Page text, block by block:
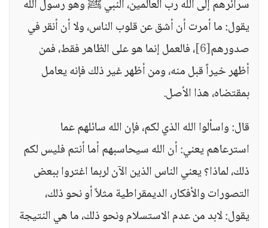
سرائرهم إلى الله رب العالمين، النبي ﷺ وهو رسول الله
يقول: ما أمرت أن أشق عن قلوب الناس، ولا أن أنقر في
صدورهم[6] ، فالعمل إنما هو على الظاهر فقط، فمن
أظهر خيراً قبل منه، ومن أظهر غير ذلك فإنه يعامل
بمقتضاه، هذا الأصل.
قال: واسألوا الله الذي لكم، فإن الله سائلهم عما
استرعاهم يعني: أن الله سيحاسبهم أما أنتم فليس لكم
ذلك، لماذا؟ يعني الناس الذين الآن لربما اغتروا ببعض
التصورات والأفكار، الديمقراطية مثلاً أو نحو ذلك،
يقول: لابد من عدم الاستسلام ونحو ذلك، ما هي النتيجة